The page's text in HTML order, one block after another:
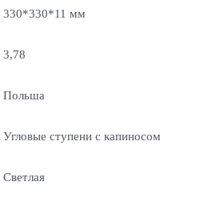
330*330*11 мм
3,78
Польша
Угловые ступени с капиносом
Светлая